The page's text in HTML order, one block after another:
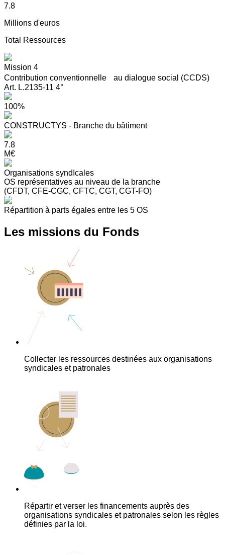
7.8
Millions d'euros
Total Ressources
Mission 4
Contribution conventionnelle au dialogue social (CCDS)
Art. L.2135-11 4°
100%
CONSTRUCTYS - Branche du bâtiment
7.8
M€
Organisations syndIcales
OS représentatives au niveau de la branche
(CFDT, CFE-CGC, CFTC, CGT, CGT-FO)
Répartition à parts égales entre les 5 OS
Les missions du Fonds
Collecter les ressources destinées aux organisations
syndicales et patronales
Répartir et verser les financements auprès des
organisations syndicales et patronales selon les règles
définies par la loi.